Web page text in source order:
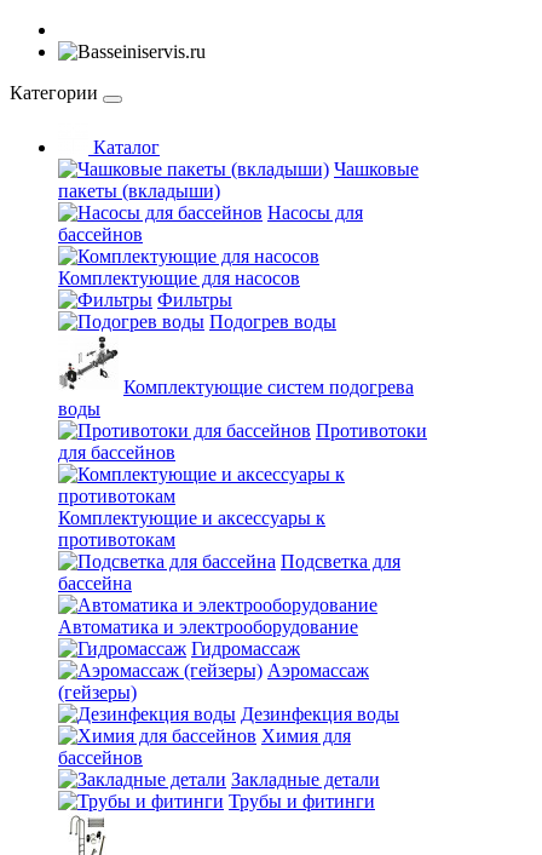
Категории
Каталог
Чашковые
пакеты (вкладыши)
Насосы для
бассейнов
Комплектующие для насосов
Фильтры
Подогрев воды
Комплектующие систем подогрева
воды
Противотоки
для бассейнов
Комплектующие и аксессуары к
противотокам
Подсветка для
бассейна
Автоматика и электрооборудование
Гидромассаж
Аэромассаж
(гейзеры)
Дезинфекция воды
Химия для
бассейнов
Закладные детали
Трубы и фитинги